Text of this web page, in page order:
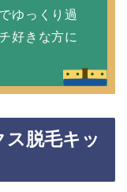
ゆっくり過
好きな方に
脱毛キッ